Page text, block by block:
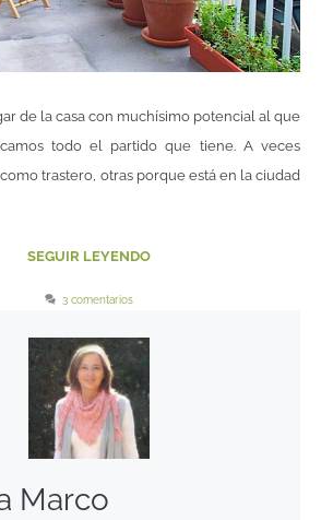
de la casa con muchísimo potencial al que
todo el partido que tiene. A veces
trastero, otras porque está en la ciudad
SEGUIR LEYENDO
3 comentarios
Marco